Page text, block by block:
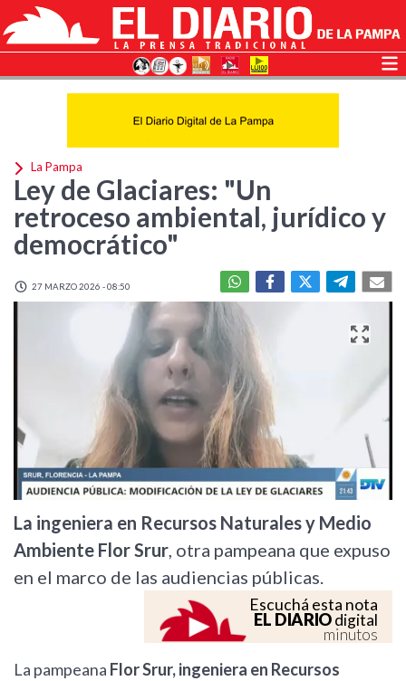
La Pampa
Ley de Glaciares: "Un
retroceso ambiental, jurídico y
democrático"
27 MARZO 2026 - 08:50
La ingeniera en Recursos Naturales y Medio
Ambiente Flor Srur, otra pampeana que expuso
en el marco de las audiencias públicas.
Escuchá esta nota
EL DIARIOdigital
minutos
La pampeana Flor Srur, ingeniera en Recursos